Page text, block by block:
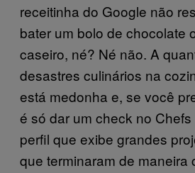
receitinha do Google não
bater um bolo de chocolate
caseiro, né? Né não. A
desastres culinários na
está medonha e, se você
é só dar um check no
perfil que exibe grandes
que terminaram de maneira